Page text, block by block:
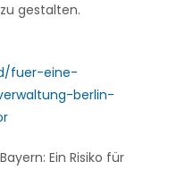
gestalten.
fuer-eine-
berlin-
Ein Risiko für